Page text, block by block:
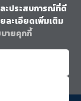
ละประสบการณ์ที่ดี
ละเอียดเพิ่มเติม
บายคุกกี้